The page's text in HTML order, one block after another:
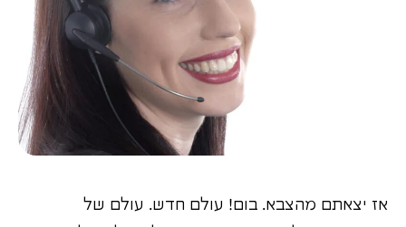
אז יצאתם מהצבא. בום! עולם חדש. עולם של